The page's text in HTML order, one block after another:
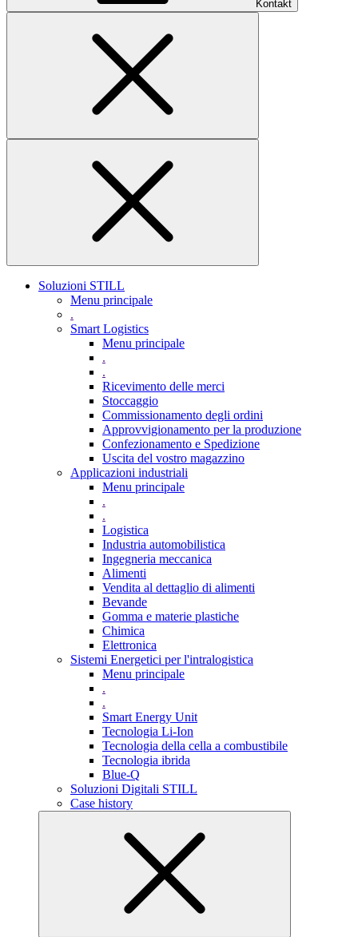
Kontakt
Soluzioni STILL
Menu principale
.
Smart Logistics
Menu principale
.
.
Ricevimento delle merci
Stoccaggio
Commissionamento degli ordini
Approvvigionamento per la produzione
Confezionamento e Spedizione
Uscita del vostro magazzino
Applicazioni industriali
Menu principale
.
.
Logistica
Industria automobilistica
Ingegneria meccanica
Alimenti
Vendita al dettaglio di alimenti
Bevande
Gomma e materie plastiche
Chimica
Elettronica
Sistemi Energetici per l'intralogistica
Menu principale
.
.
Smart Energy Unit
Tecnologia Li-Ion
Tecnologia della cella a combustibile
Tecnologia ibrida
Blue-Q
Soluzioni Digitali STILL
Case history